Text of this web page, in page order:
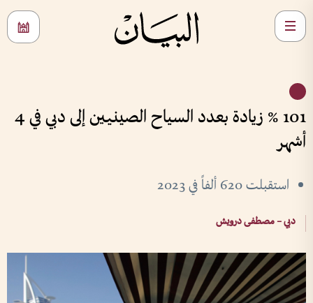
101 % زيادة بعدد السياح الصينيين إلى دبي في 4
أشهر
استقبلت 620 ألفاً في 2023
دبي – مصطفى درويش